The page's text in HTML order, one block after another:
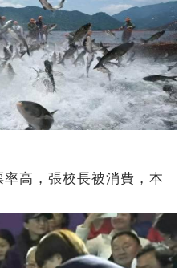
率高，張校長被消費，本